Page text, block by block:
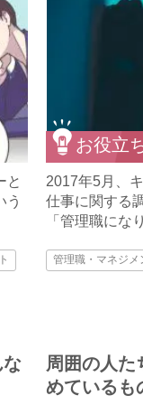
と
う
お役立
2017年5月、
仕事に関する
「管理職にな
管理職・マネジメ
な
周囲の人た
めているも